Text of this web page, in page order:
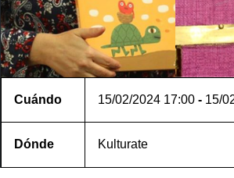
Cuándo 15/02/2024 17:00 - 15/
Dónde Kulturate